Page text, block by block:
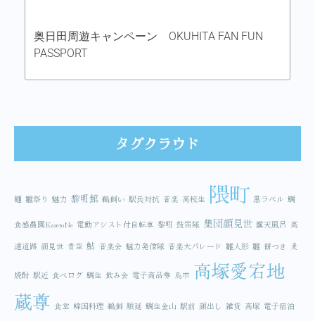
奥日田周遊キャンペーン OKUHITA FAN FUN
PASSPORT
タグクラウド
麺 雛祭り 魅力 黎明館 鵜飼い 駅長対抗 音楽 高校生 隈町 黒ラベル 鯛
食感農園KazetoNe 電動アシスト付自転車 黎明 鼓笛隊 集団顔見世 露天風呂 高
速道路 顔見世 青空 鮎 音楽会 魅力発信隊 音楽大パレード 雛人形 雛 餅つき 麦
焼酎 駅近 食べログ 鯛生 飲み会 電子商品券 鳥市 高塚愛宕地
蔵尊 食堂 韓国料理 鵜飼 順延 鯛生金山 駅前 顔出し 雑貨 高塚 電子宿泊